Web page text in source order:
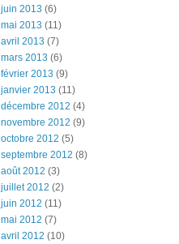
juin 2013 (6)
mai 2013 (11)
avril 2013 (7)
mars 2013 (6)
février 2013 (9)
janvier 2013 (11)
décembre 2012 (4)
novembre 2012 (9)
octobre 2012 (5)
septembre 2012 (8)
août 2012 (3)
juillet 2012 (2)
juin 2012 (11)
mai 2012 (7)
avril 2012 (10)